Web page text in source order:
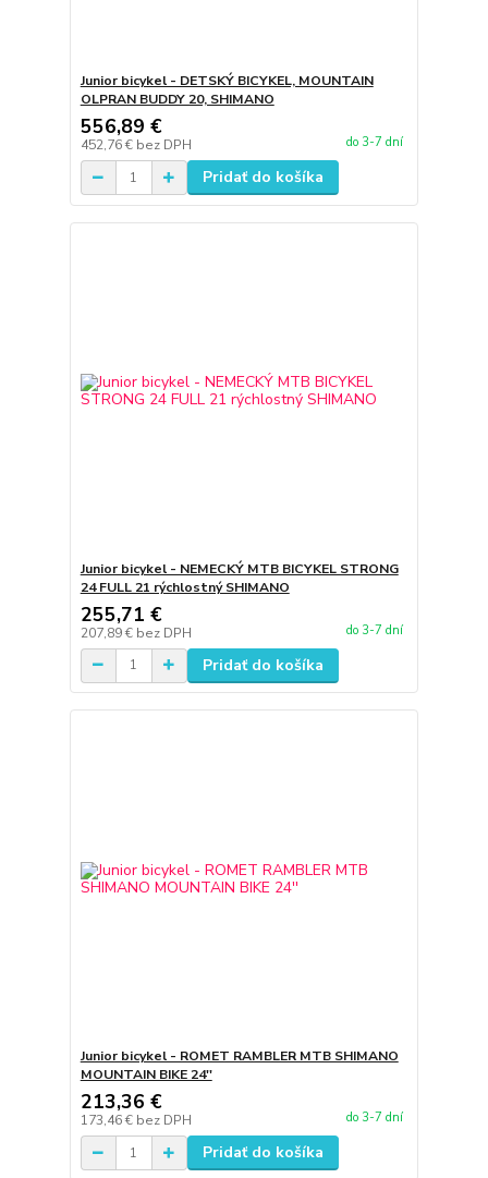
Junior bicykel - DETSKÝ BICYKEL, MOUNTAIN
OLPRAN BUDDY 20, SHIMANO
556,89 €
452,76 € bez DPH do 3-7 dní
Pridať do košíka
Junior bicykel - NEMECKÝ MTB BICYKEL STRONG
24 FULL 21 rýchlostný SHIMANO
255,71 €
207,89 € bez DPH do 3-7 dní
Pridať do košíka
Junior bicykel - ROMET RAMBLER MTB SHIMANO
MOUNTAIN BIKE 24''
213,36 €
173,46 € bez DPH do 3-7 dní
Pridať do košíka